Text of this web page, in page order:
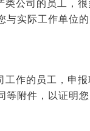
类公司的员工，
实际工作单位
工作的员工，申
附件，以证明